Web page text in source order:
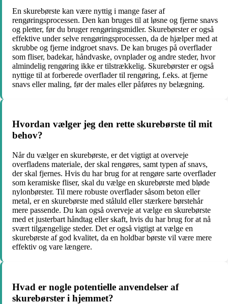
En skurebørste kan være nyttig i mange faser af
rengøringsprocessen. Den kan bruges til at løsne og fjerne snavs
og pletter, før du bruger rengøringsmidler. Skurebørster er også
effektive under selve rengøringsprocessen, da de hjælper med at
skrubbe og fjerne indgroet snavs. De kan bruges på overflader
som fliser, badekar, håndvaske, ovnplader og andre steder, hvor
almindelig rengøring ikke er tilstrækkelig. Skurebørster er også
nyttige til at forberede overflader til rengøring, f.eks. at fjerne
snavs eller maling, før der males eller påføres ny belægning.
Hvordan vælger jeg den rette skurebørste til mit
behov?
Når du vælger en skurebørste, er det vigtigt at overveje
overfladens materiale, der skal rengøres, samt typen af snavs,
der skal fjernes. Hvis du har brug for at rengøre sarte overflader
som keramiske fliser, skal du vælge en skurebørste med bløde
nylonbørster. Til mere robuste overflader såsom beton eller
metal, er en skurebørste med ståluld eller stærkere børstehår
mere passende. Du kan også overveje at vælge en skurebørste
med et justerbart håndtag eller skaft, hvis du har brug for at nå
svært tilgængelige steder. Det er også vigtigt at vælge en
skurebørste af god kvalitet, da en holdbar børste vil være mere
effektiv og vare længere.
Hvad er nogle potentielle anvendelser af
skurebørster i hjemmet?